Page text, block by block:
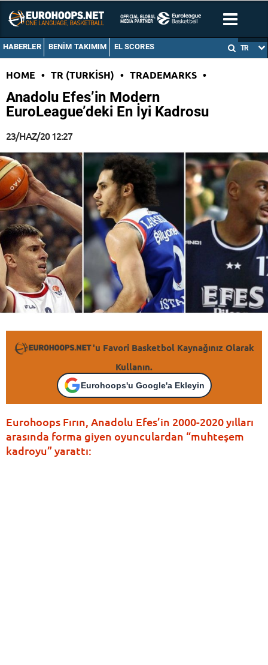
HABERLER BENIM TAKIMIM EL SCORES TR
HOME • TR (TURKISH) • TRADEMARKS •
Anadolu Efes’in Modern
EuroLeague’deki En İyi Kadrosu
23/HAZ/20 12:27
'u Favori Basketbol Kaynağınız Olarak
Kullanın.
Eurohoops'u Google'a Ekleyin
Eurohoops Fırın, Anadolu Efes’in 2000-2020 yılları
arasında forma giyen oyunculardan “muhteşem
kadroyu” yarattı: